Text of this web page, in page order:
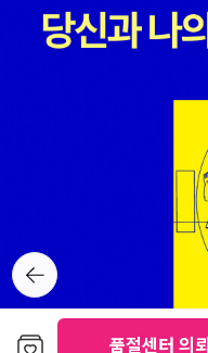
품절센터 의뢰
뒤로가
기